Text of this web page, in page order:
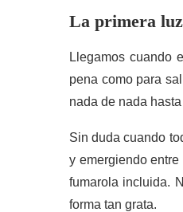
La primera
Llegamos cuando
pena como para
nada de nada
Sin duda cuando
y emergiendo
fumarola incluida.
forma tan grata.